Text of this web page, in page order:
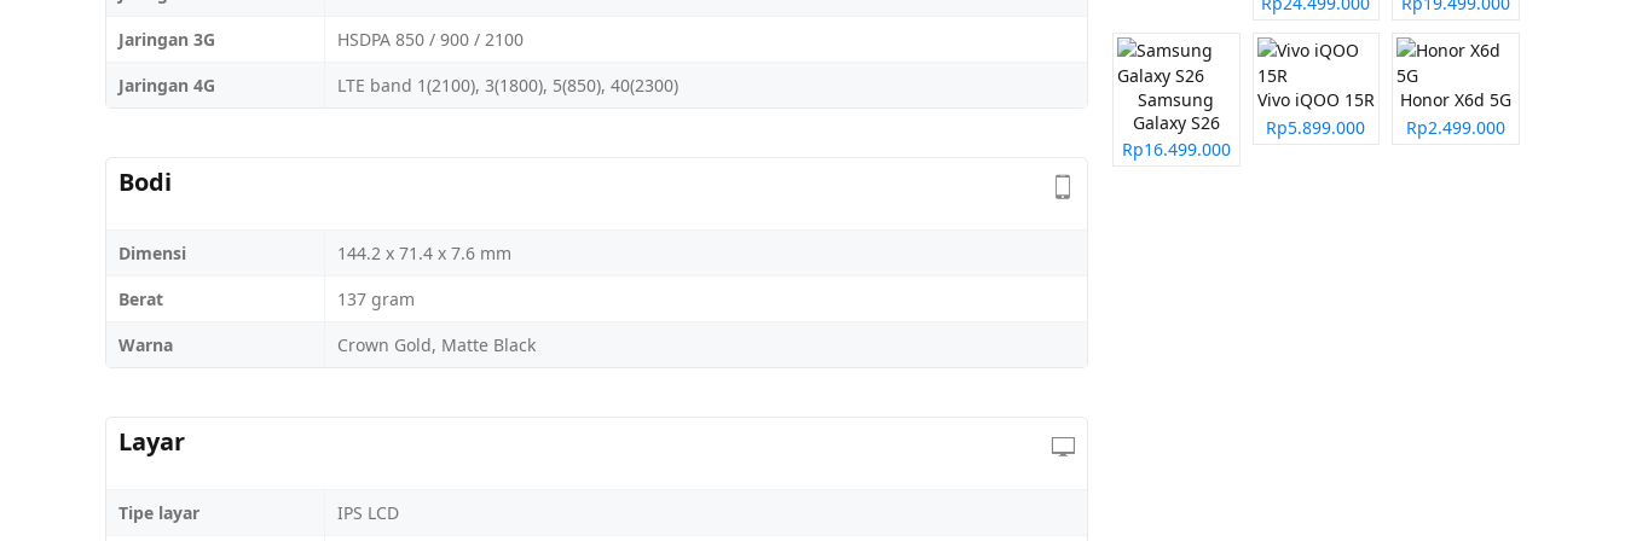
Jaringan 3G
HSDPA 850 / 900 / 2100
Jaringan 4G
LTE band 1(2100), 3(1800), 5(850), 40(2300)
Bodi
Dimensi
144.2 x 71.4 x 7.6 mm
Berat
137 gram
Warna
Crown Gold, Matte Black
Layar
Tipe layar
IPS LCD
Samsung
Galaxy S26
Rp16.499.000
Vivo iQOO 15R
Rp5.899.000
Honor X6d 5G
Rp2.499.000